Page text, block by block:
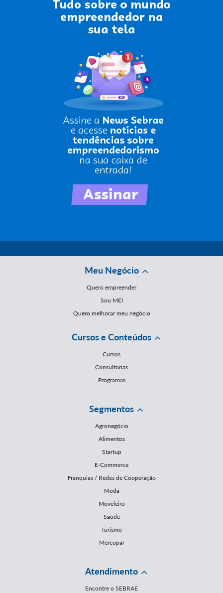
Meu Negócio
Quero empreender
Sou MEI
Quero melhorar meu negócio
Cursos e Conteúdos
Cursos
Consultorias
Programas
Segmentos
Agronegócio
Alimentos
Startup
E-Commerce
Franquias / Redes de Cooperação
Moda
Moveleiro
Saúde
Turismo
Mercopar
Atendimento
Encontre o SEBRAE